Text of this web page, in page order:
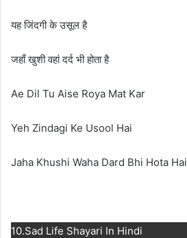
यह जिंदगी के उसूल है
जहाँ खुशी वहां दर्द भी होता है
Ae Dil Tu Aise Roya Mat Kar
Yeh Zindagi Ke Usool Hai
Jaha Khushi Waha Dard Bhi Hota Hai
10.Sad Life Shayari In Hindi